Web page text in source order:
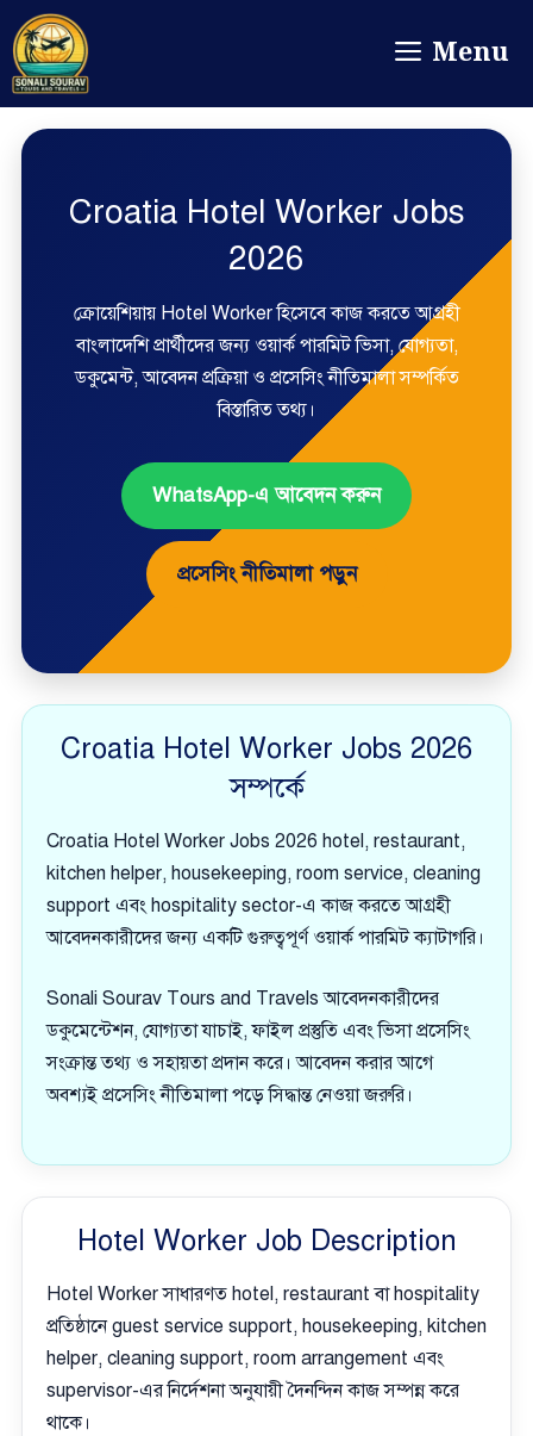
Menu
Croatia Hotel Worker Jobs
2026
ক্রোয়েশিয়ায় Hotel Worker হিসেবে কাজ করতে আগ্রহী
বাংলাদেশি প্রার্থীদের জন্য ওয়ার্ক পারমিট ভিসা, যোগ্যতা,
ডকুমেন্ট, আবেদন প্রক্রিয়া ও প্রসেসিং নীতিমালা সম্পর্কিত
বিস্তারিত তথ্য।
WhatsApp-এ আবেদন করুন
প্রসেসিং নীতিমালা পড়ুন
Croatia Hotel Worker Jobs 2026
সম্পর্কে
Croatia Hotel Worker Jobs 2026 hotel, restaurant,
kitchen helper, housekeeping, room service, cleaning
support এবং hospitality sector-এ কাজ করতে আগ্রহী
আবেদনকারীদের জন্য একটি গুরুত্বপূর্ণ ওয়ার্ক পারমিট ক্যাটাগরি।
Sonali Sourav Tours and Travels আবেদনকারীদের
ডকুমেন্টেশন, যোগ্যতা যাচাই, ফাইল প্রস্তুতি এবং ভিসা প্রসেসিং
সংক্রান্ত তথ্য ও সহায়তা প্রদান করে। আবেদন করার আগে
অবশ্যই প্রসেসিং নীতিমালা পড়ে সিদ্ধান্ত নেওয়া জরুরি।
Hotel Worker Job Description
Hotel Worker সাধারণত hotel, restaurant বা hospitality
প্রতিষ্ঠানে guest service support, housekeeping, kitchen
helper, cleaning support, room arrangement এবং
supervisor-এর নির্দেশনা অনুযায়ী দৈনন্দিন কাজ সম্পন্ন করে
থাকে।